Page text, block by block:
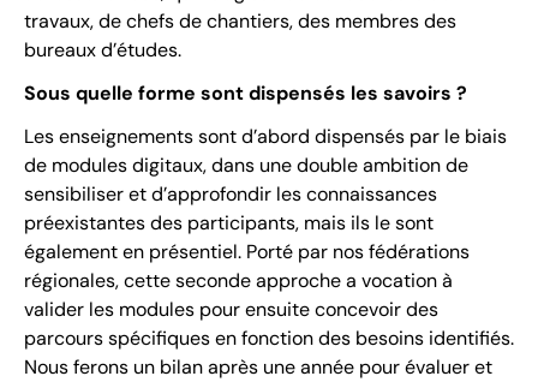
travaux, de chefs de chantiers, des membres des
bureaux d’études.
Sous quelle forme sont dispensés les savoirs ?
Les enseignements sont d’abord dispensés par le biais
de modules digitaux, dans une double ambition de
sensibiliser et d’approfondir les connaissances
préexistantes des participants, mais ils le sont
également en présentiel. Porté par nos fédérations
régionales, cette seconde approche a vocation à
valider les modules pour ensuite concevoir des
parcours spécifiques en fonction des besoins identifiés.
Nous ferons un bilan après une année pour évaluer et